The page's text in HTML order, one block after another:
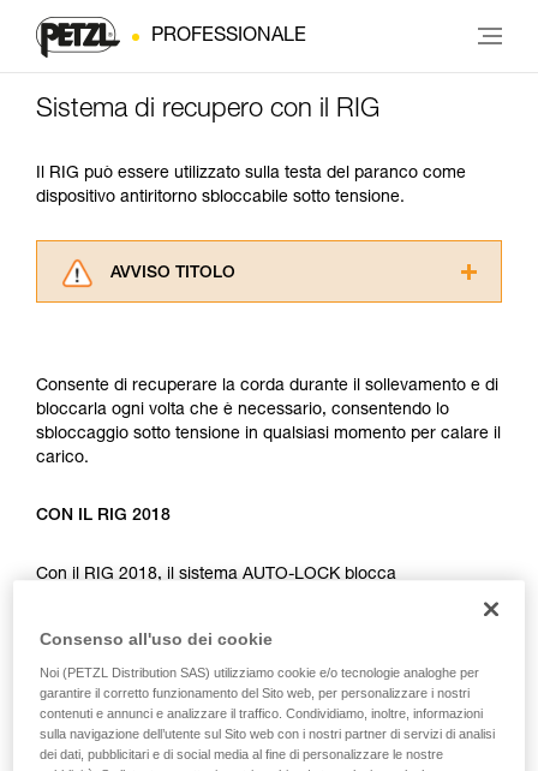
PROFESSIONALE
Sistema di recupero con il RIG
Il RIG può essere utilizzato sulla testa del paranco come
dispositivo antiritorno sbloccabile sotto tensione.
AVVISO TITOLO
informazioni dell’istruzione tecnica per poter
capire queste ulteriori informazioni.
La padronanza di queste tecniche richiede una
capacità di rifare la manovra, da soli, in piena
attività. Ne possono esistere altre che non
Consente di recuperare la corda durante il sollevamento e di
bloccarla ogni volta che è necessario, consentendo lo
sbloccaggio sotto tensione in qualsiasi momento per calare il
carico.
CON IL RIG 2018
Con il RIG 2018, il sistema AUTO-LOCK blocca
CON IL RIG < 2018
Con il RIG < 2018, la maniglia è in posizione b
(assicurazione) durante il sollevamento, deve essere
Consenso all'uso dei cookie
Noi (PETZL Distribution SAS) utilizziamo cookie e/o tecnologie analoghe per
garantire il corretto funzionamento del Sito web, per personalizzare i nostri
contenuti e annunci e analizzare il traffico. Condividiamo, inoltre, informazioni
sulla navigazione dell’utente sul Sito web con i nostri partner di servizi di analisi
dei dati, pubblicitari e di social media al fine di personalizzare le nostre